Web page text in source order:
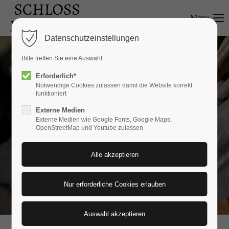
Login
Benutzername
Passwort
Register|Lost your password?
Support
Lorem ipsum dolor sit amet:
Menu
Datenschutzeinstellungen
Bitte treffen Sie eine Auswahl
Erforderlich*
Notwendige Cookies zulassen damit die Website korrekt
funktioniert
Externe Medien
Externe Medien wie Google Fonts, Google Maps,
OpenStreetMap und Youtube zulassen